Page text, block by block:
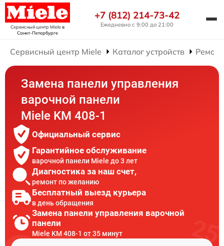
Сервисный центр Mieleв
Санкт-Петербурге
+7 (812) 214-73-42
Ежедневно с 9:00 до 21:00
Сервисный центр Miele Каталог устройств
Замена панели управления
варочной панели
Miele KM 408-1
Официальный сервис
Гарантийное обслуживание
варочной панели Miele до 3 лет
Диагностика за наш счет,
ремонт по желанию
Бесплатный выезд курьера
в день обращения
Замена панели управления варочной
панели
Miele KM 408-1 от 35 минут